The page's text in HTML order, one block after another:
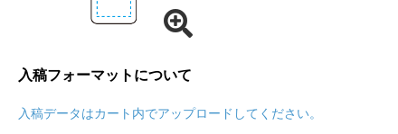
入稿フォーマットについて
入稿データはカート内でアップロードしてください。